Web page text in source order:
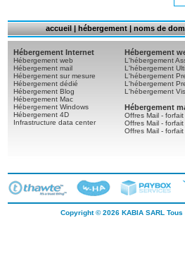
accueil|hébergement|noms de
Hébergement Internet
Hébergement web
Hébergement mail
Hébergement sur mesure
Hébergement dédié
Hébergement Blog
Hébergement Mac
Hébergement Windows
Hébergement 4D
Infrastructure data center
Hébergement
L'hébergement
L'hébergement
L'hébergement
L'hébergement
L'hébergement
Hébergement
Offres Mail - forfait
Offres Mail -
Offres Mail - forfait
Copyright © 2026 KABIA SARL